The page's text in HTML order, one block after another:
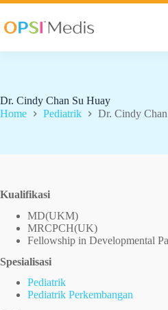
Dr. Cindy Chan Su Huay
Home
Pediatrik Dr. Cindy
Kualifikasi
MD(UKM)
MRCPCH(UK)
Fellowship in Developmental
Spesialisasi
Pediatrik
Pediatrik Perkembangan